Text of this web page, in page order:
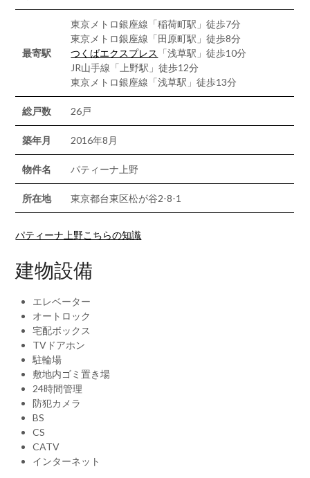
最寄駅
東京メトロ銀座線「稲荷町駅」徒歩7分
東京メトロ銀座線「田原町駅」徒歩8分
つくばエクスプレス 「浅草駅」徒歩10分
JR山手線「上野駅」徒歩12分
東京メトロ銀座線「浅草駅」徒歩13分
総戸数 26戸
築年月 2016年8月
物件名 パティーナ上野
所在地 東京都台東区松が谷2-8-1
パティーナ上野こちらの知識
建物設備
エレベーター
オートロック
宅配ボックス
TVドアホン
駐輪場
敷地内ゴミ置き場
24時間管理
防犯カメラ
BS
CS
CATV
インターネット